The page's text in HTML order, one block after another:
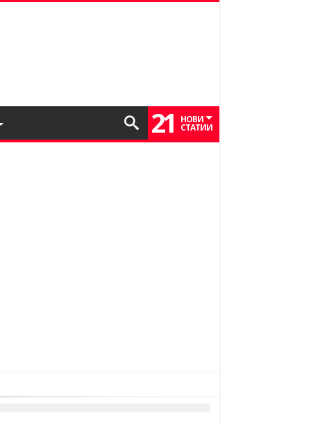
21 НОВИ
СТАТИИ